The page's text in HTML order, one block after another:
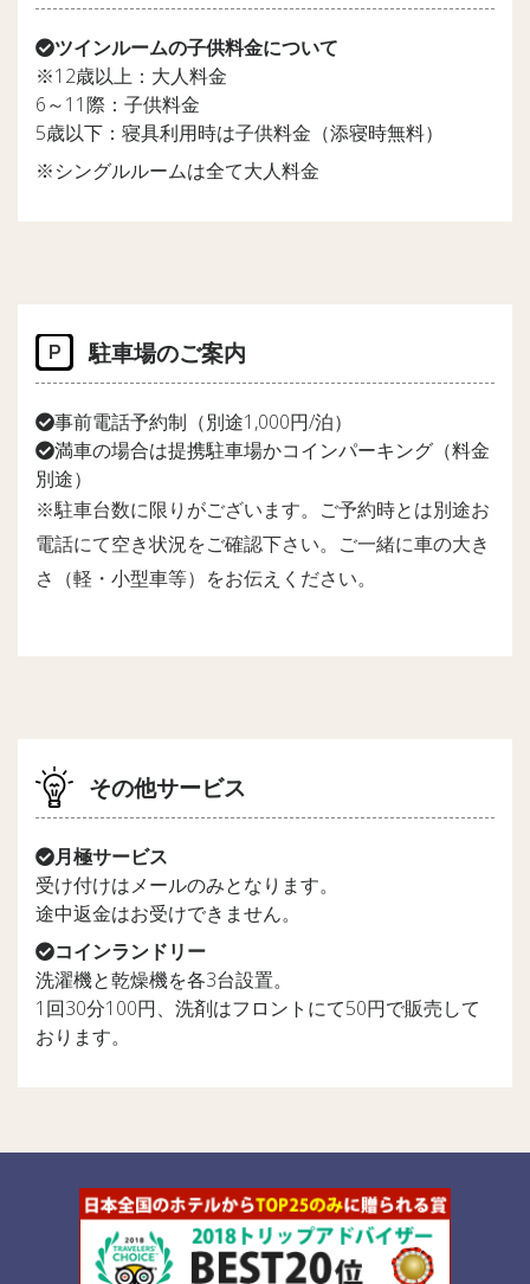
ツインルームの子供料金について
※12歳以上：大人料金
6～11際：子供料金
5歳以下：寝具利用時は子供料金（添寝時無料）
※シングルルームは全て大人料金
駐車場のご案内
事前電話予約制（別途1,000円/泊）
満車の場合は提携駐車場かコインパーキング（料金
別途）
※駐車台数に限りがございます。ご予約時とは別途お
電話にて空き状況をご確認下さい。ご一緒に車の大き
さ（軽・小型車等）をお伝えください。
その他サービス
月極サービス
受け付けはメールのみとなります。
途中返金はお受けできません。
コインランドリー
洗濯機と乾燥機を各3台設置。
1回30分100円、洗剤はフロントにて50円で販売して
おります。